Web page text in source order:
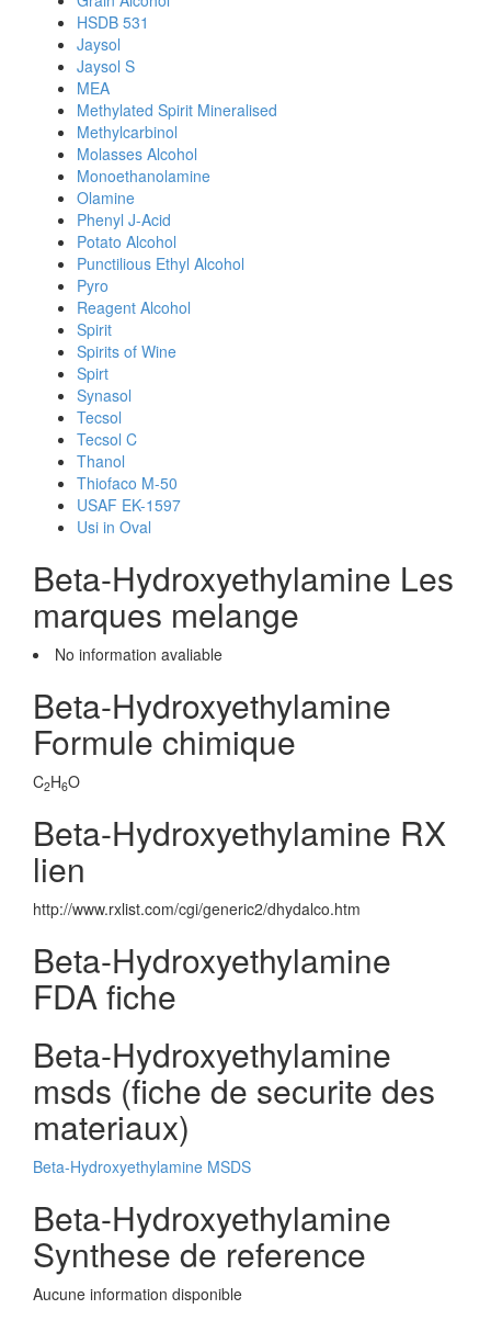
HSDB 531
Jaysol
Jaysol S
MEA
Methylated Spirit Mineralised
Methylcarbinol
Molasses Alcohol
Monoethanolamine
Olamine
Phenyl J-Acid
Potato Alcohol
Punctilious Ethyl Alcohol
Pyro
Reagent Alcohol
Spirit
Spirits of Wine
Spirt
Synasol
Tecsol
Tecsol C
Thanol
Thiofaco M-50
USAF EK-1597
Usi in Oval
Beta-Hydroxyethylamine Les
marques melange
No information avaliable
Beta-Hydroxyethylamine
Formule chimique
C2H6O
Beta-Hydroxyethylamine RX
lien
http://www.rxlist.com/cgi/generic2/dhydalco.htm
Beta-Hydroxyethylamine
FDA fiche
Beta-Hydroxyethylamine
msds (fiche de securite des
materiaux)
Beta-Hydroxyethylamine MSDS
Beta-Hydroxyethylamine
Synthese de reference
Aucune information disponible